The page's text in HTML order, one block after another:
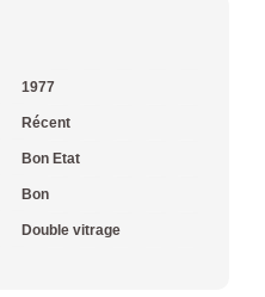
1977
Récent
Bon Etat
Bon
Double vitrage